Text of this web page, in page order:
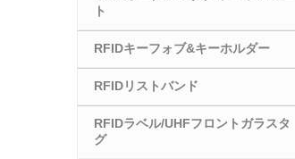
ト
RFIDキーフォブ&キーホルダー
RFIDリストバンド
RFIDラベル/UHFフロントガラスタ
グ